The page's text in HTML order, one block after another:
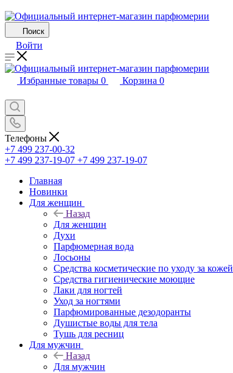
Поиск
Войти
Избранные товары 0 Корзина 0
Телефоны
+7 499 237-00-32
+7 499 237-19-07 +7 499 237-19-07
Главная
Новинки
Для женщин
Назад
Для женщин
Духи
Парфюмерная вода
Лосьоны
Средства косметические по уходу за кожей
Средства гигиенические моющие
Лаки для ногтей
Уход за ногтями
Парфюмированные дезодоранты
Душистые воды для тела
Тушь для ресниц
Для мужчин
Назад
Для мужчин